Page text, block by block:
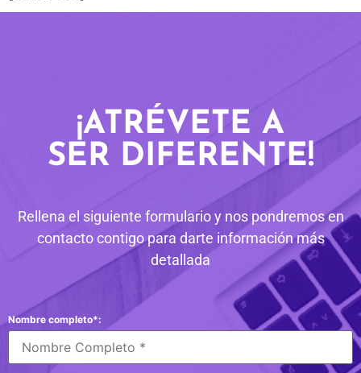
¡ATRÉVETE A
SER DIFERENTE!
Rellena el siguiente formulario y nos pondremos en
contacto contigo para darte información más
detallada
Nombre completo*: